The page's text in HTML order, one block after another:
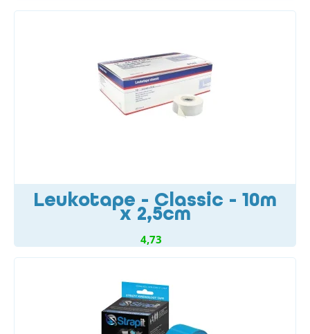
Leukotape - Classic - 10m
x 2,5cm
4,73